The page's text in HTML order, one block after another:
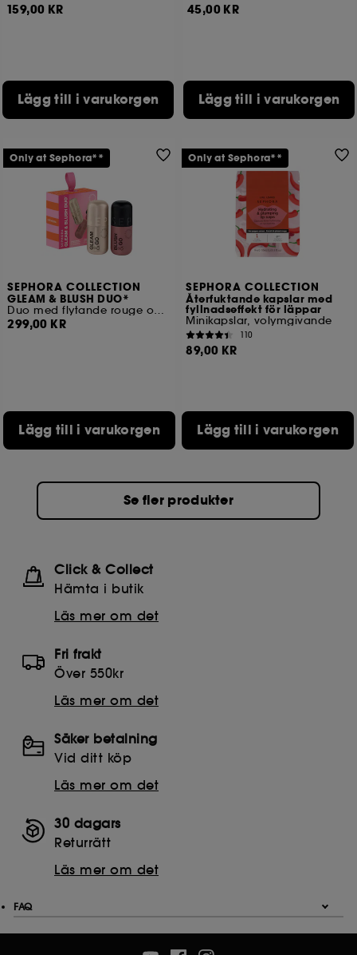
159,00 KR
Lägg till i varukorgen
45,00 KR
Lägg till i varukorgen
SEPHORA COLLECTION
GLEAM & BLUSH DUO*
Duo med flytande rouge och highlighter
299,00 KR
Lägg till i varukorgen
Only at Sephora**
SEPHORA COLLECTION
Återfuktande kapslar med
fyllnadseffekt för läppar
Minikapslar, volymgivande
110
89,00 KR
Lägg till i varukorgen
Only at Sephora**
Se fler produkter
Click & Collect
Hämta i butik​
Läs mer om det
Fri frakt
Över 550kr
Läs mer om det
Säker betalning
Vid ditt köp
Läs mer om det
30 dagars
Returrätt
Läs mer om det
FAQ